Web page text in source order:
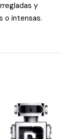
y
o intensas.